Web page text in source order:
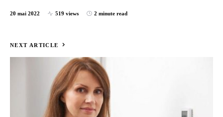
20 mai 2022 519 views 2 minute read
NEXT ARTICLE